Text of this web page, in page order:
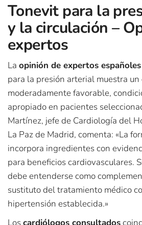
Tonevit para la
y la circulación –
expertos
La opinión de expertos españoles
para la presión arterial muestra un
moderadamente favorable,
apropiado en pacientes
Martínez, jefe de Cardiología del
La Paz de Madrid, comenta: «La
incorpora ingredientes con
para beneficios cardiovasculares.
debe entenderse como
sustituto del tratamiento médico
hipertensión establecida.»